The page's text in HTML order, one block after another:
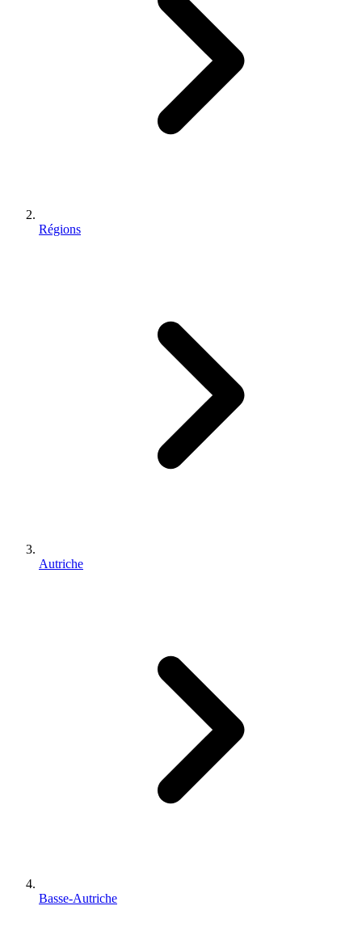
Régions
Autriche
Basse-Autriche